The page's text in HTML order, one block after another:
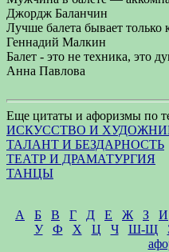
Джордж Баланчин
Лучше балета бывает только
Геннадий Малкин
Балет - это не техника, это
Анна Павлова
Еще цитаты и афоризмы по
ИСКУССТВО И
ТАЛАНТ И БЕЗДАРНОСТЬ
ТЕАТР И ДРАМАТУРГИЯ
ТАНЦЫ
А Б В Г Д Е Ж З И
У
Ф Х Ц Ч Ш-Щ